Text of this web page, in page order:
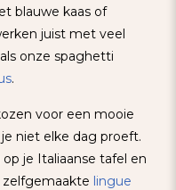
blauwe kaas of
juist met veel
onze spaghetti
.
voor een mooie
niet elke dag proeft.
je Italiaanse tafel en
zelfgemaakte lingue